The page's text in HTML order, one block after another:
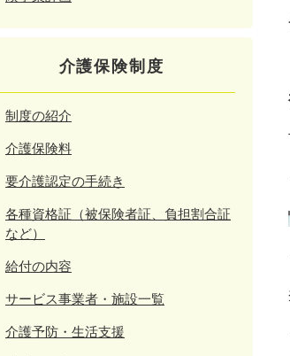
介護保険制度
制度の紹介
介護保険料
要介護認定の手続き
各種資格証（被保険者証、負担割合証
など）
給付の内容
サービス事業者・施設一覧
介護予防・生活支援